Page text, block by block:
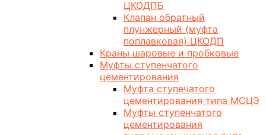
ЦКОДПБ
Клапан обратный
плунжерный (муфта
поплавковая) ЦКОДП
Краны шаровые и пробковые
Муфты ступенчатого
цементирования
Муфта ступечатого
цементирования типа МСЦЭ
Муфты ступенчатого
цементирования